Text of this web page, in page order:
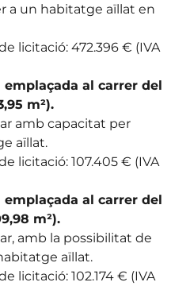
a un habitatge aïllat en
licitació: 472.396 € (IVA
emplaçada al carrer del
m²).
amb capacitat per
aïllat.
licitació: 107.405 € (IVA
emplaçada al carrer del
m²).
amb la possibilitat de
aïllat.
licitació: 102.174 € (IVA